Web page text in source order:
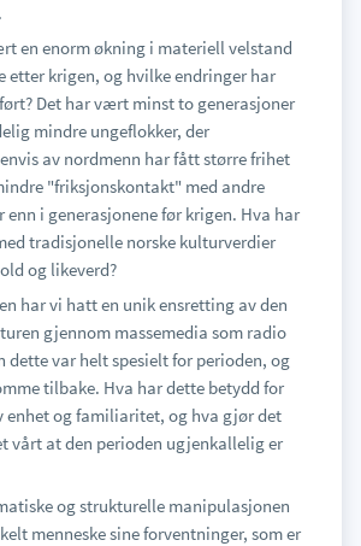
en enorm økning i materiell velstand
etter krigen, og hvilke endringer har
Det har vært minst to generasjoner
mindre ungeflokker, der
av nordmenn har fått større frihet
"friksjonskontakt" med andre
enn i generasjonene før krigen. Hva har
tradisjonelle norske kulturverdier
og likeverd?
har vi hatt en unik ensretting av den
gjennom massemedia som radio
dette var helt spesielt for perioden, og
tilbake. Hva har dette betydd for
enhet og familiaritet, og hva gjør det
vårt at den perioden ugjenkallelig er
og strukturelle manipulasjonen
menneske sine forventninger, som er